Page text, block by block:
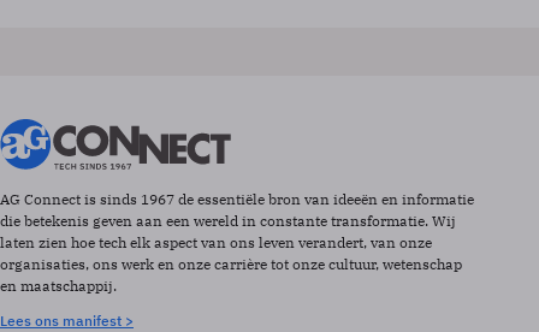
AG Connect is sinds 1967 de essentiële bron van ideeën en informatie
die betekenis geven aan een wereld in constante transformatie. Wij
laten zien hoe tech elk aspect van ons leven verandert, van onze
organisaties, ons werk en onze carrière tot onze cultuur, wetenschap
en maatschappij.
Lees ons manifest >